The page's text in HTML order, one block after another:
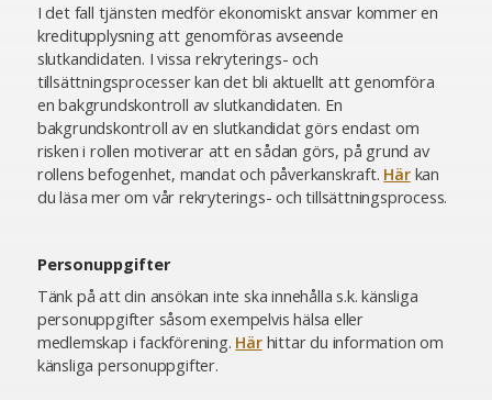
I det fall tjänsten medför ekonomiskt ansvar kommer en
kreditupplysning att genomföras avseende
slutkandidaten. I vissa rekryterings- och
tillsättningsprocesser kan det bli aktuellt att genomföra
en bakgrundskontroll av slutkandidaten. En
bakgrundskontroll av en slutkandidat görs endast om
risken i rollen motiverar att en sådan görs, på grund av
rollens befogenhet, mandat och påverkanskraft. Härkan
du läsa mer om vår rekryterings- och tillsättningsprocess.
Personuppgifter
Tänk på att din ansökan inte ska innehålla s.k. känsliga
personuppgifter såsom exempelvis hälsa eller
medlemskap i fackförening. Härhittar du information om
känsliga personuppgifter.